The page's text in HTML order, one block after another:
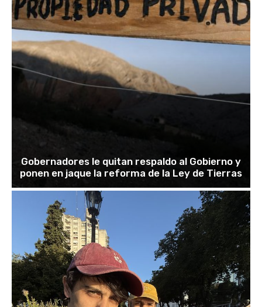
Gobernadores le quitan respaldo al Gobierno y
ponen en jaque la reforma de la Ley de Tierras